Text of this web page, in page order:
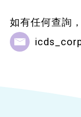
如有任何查詢